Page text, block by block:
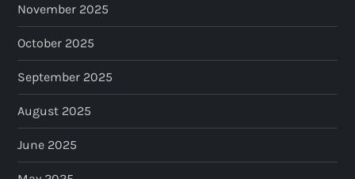
November 2025
October 2025
September 2025
August 2025
June 2025